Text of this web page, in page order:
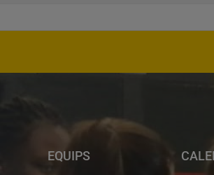
EQUIPS